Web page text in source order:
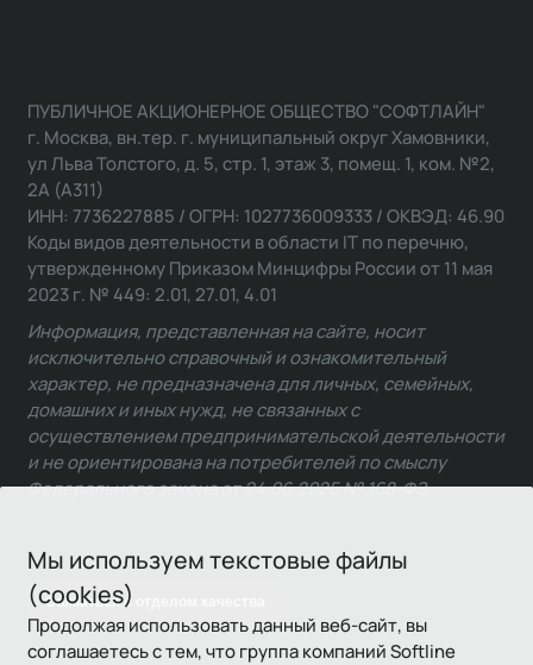
Мы используем текстовые файлы
(cookies)
Продолжая использовать данный веб-сайт, вы
соглашаетесь с тем, что группа компаний Softline
Связаться с отделом качества
ПУБЛИЧНОЕ АКЦИОНЕРНОЕ ОБЩЕСТВО "СОФТЛАЙН"
г. Москва, вн.тер. г. муниципальный округ Хамовники,
ул Льва Толстого, д. 5, стр. 1, этаж 3, помещ. 1, ком. №2,
2А (А311)
ИНН: 7736227885 / ОГРН: 1027736009333 / ОКВЭД: 46.90
Коды видов деятельности в области IT по перечню,
утвержденному Приказом Минцифры России от 11 мая
2023 г. № 449: 2.01, 27.01, 4.01
Информация, представленная на сайте, носит
исключительно справочный и ознакомительный
характер, не предназначена для личных, семейных,
домашних и иных нужд, не связанных с
осуществлением предпринимательской деятельности
и не ориентирована на потребителей по смыслу
Федерального закона от 24.06.2025 № 168-ФЗ.